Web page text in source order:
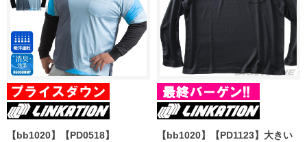
【bb1020】【PD0518】
【bb1020】【PD1123】大きい